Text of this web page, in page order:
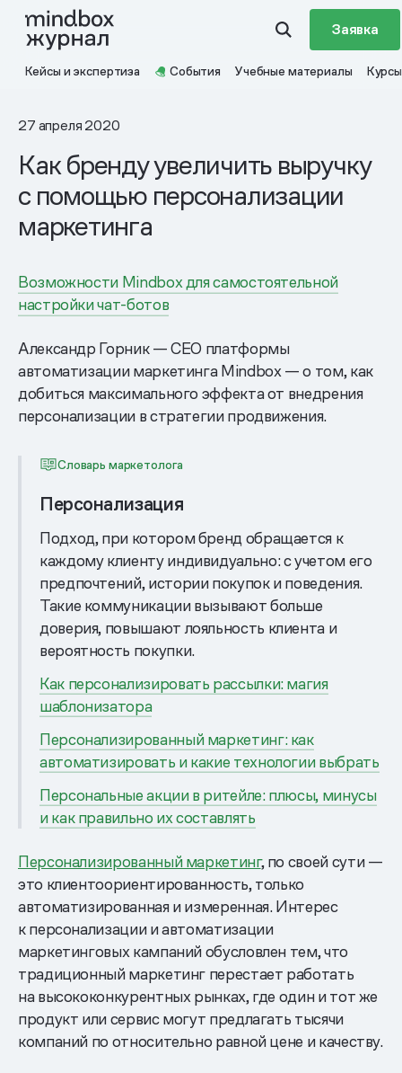
Заявка
Кейсы и экспертиза События Учебные материалы Курсы
27 апреля 2020
Как бренду увеличить выручку
с помощью персонализации
маркетинга
Возможности Mindbox для самостоятельной
настройки чат-ботов
Александр Горник — CEO платформы
автоматизации маркетинга Mindbox — о том, как
добиться максимального эффекта от внедрения
персонализации в стратегии продвижения.
Словарь маркетолога
Персонализация
Подход, при котором бренд обращается к
каждому клиенту индивидуально: с учетом его
предпочтений, истории покупок и поведения.
Такие коммуникации вызывают больше
доверия, повышают лояльность клиента и
вероятность покупки.
Как персонализировать рассылки: магия
шаблонизатора
Персонализированный маркетинг: как
автоматизировать и какие технологии выбрать
Персональные акции в ритейле: плюсы, минусы
и как правильно их составлять
Персонализированный маркетинг, по своей сути —
это клиентоориентированность, только
автоматизированная и измеренная. Интерес
к персонализации и автоматизации
маркетинговых кампаний обусловлен тем, что
традиционный маркетинг перестает работать
на высококонкурентных рынках, где один и тот же
продукт или сервис могут предлагать тысячи
компаний по относительно равной цене и качеству.